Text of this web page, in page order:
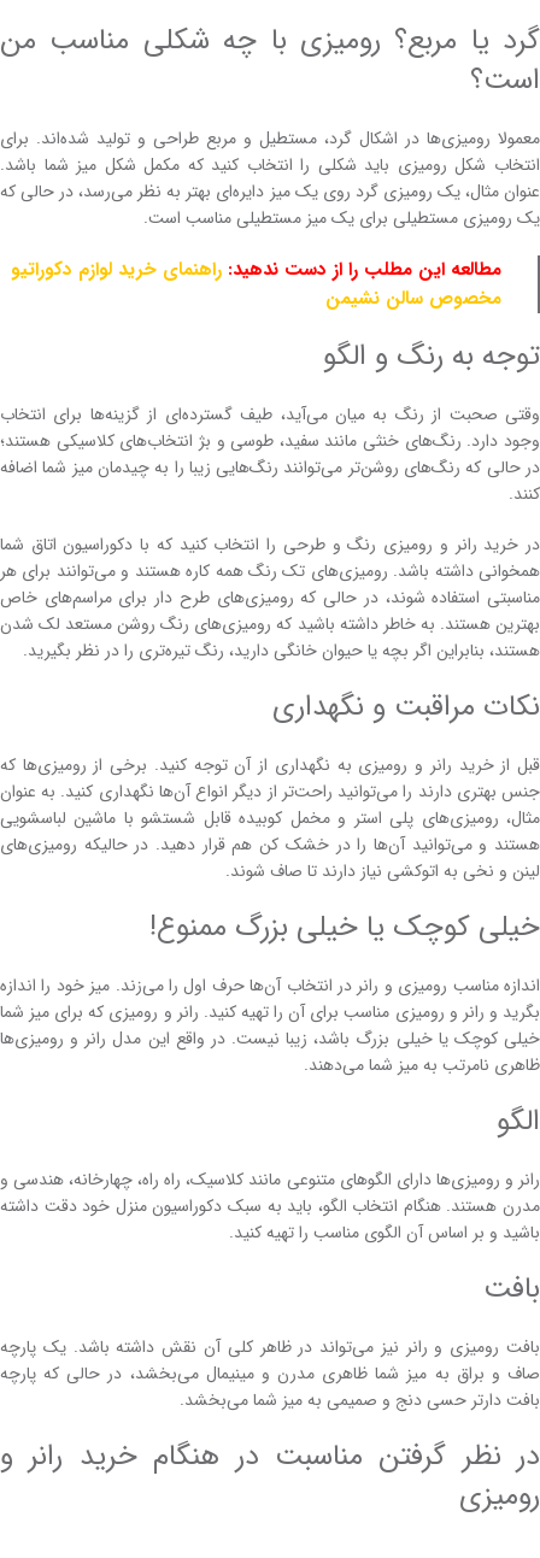
گرد یا مربع؟ رومیزی با چه شکلی مناسب من
است؟
معمولا رومیزی‌ها در اشکال گرد، مستطیل و مربع طراحی و تولید شده‌اند. برای
انتخاب شکل رومیزی باید شکلی را انتخاب کنید که مکمل شکل میز شما باشد.
عنوان مثال، یک رومیزی گرد روی یک میز دایره‌ای بهتر به نظر می‌رسد، در حالی که
یک رومیزی مستطیلی برای یک میز مستطیلی مناسب است.
مطالعه این مطلب را از دست ندهید: راهنمای خرید لوازم دکوراتیو
مخصوص سالن نشیمن
توجه به رنگ و الگو
وقتی صحبت از رنگ به میان می‌آید، طیف گسترده‌ای از گزینه‌ها برای انتخاب
وجود دارد. رنگ‌های خنثی مانند سفید، طوسی و بژ انتخاب‌های کلاسیکی هستند؛
در حالی که رنگ‌های روشن‌تر می‌توانند رنگ‌هایی زیبا را به چیدمان میز شما اضافه
کنند.
در خرید رانر و رومیزی رنگ و طرحی را انتخاب کنید که با دکوراسیون اتاق شما
همخوانی داشته باشد. رومیزی‌های تک رنگ همه کاره هستند و می‌توانند برای هر
مناسبتی استفاده شوند، در حالی که رومیزی‌های طرح دار برای مراسم‌های خاص
بهترین هستند. به خاطر داشته باشید که رومیزی‌های رنگ روشن مستعد لک شدن
هستند، بنابراین اگر بچه یا حیوان خانگی دارید، رنگ تیره‌تری را در نظر بگیرید.
نکات مراقبت و نگهداری
قبل از خرید رانر و رومیزی به نگهداری از آن توجه کنید. برخی از رومیزی‌ها که
جنس بهتری دارند را می‌توانید راحت‌تر از دیگر انواع آن‌ها نگهداری کنید. به عنوان
مثال، رومیزی‌های پلی استر و مخمل کوبیده قابل شستشو با ماشین لباسشویی
هستند و می‌توانید آن‌ها را در خشک کن هم قرار دهید. در حالیکه رومیزی‌های
لینن و نخی به اتوکشی نیاز دارند تا صاف شوند.
خیلی کوچک یا خیلی بزرگ ممنوع!
اندازه مناسب رومیزی و رانر در انتخاب آن‌ها حرف اول را می‌زند. میز خود را اندازه
بگرید و رانر و رومیزی مناسب برای آن را تهیه کنید. رانر و رومیزی که برای میز شما
خیلی کوچک یا خیلی بزرگ باشد، زیبا نیست. در واقع این مدل رانر و رومیزی‌ها
ظاهری نامرتب به میز شما می‌دهند.
الگو
رانر و رومیزی‌ها دارای الگوهای متنوعی مانند کلاسیک، راه راه، چهارخانه، هندسی و
مدرن هستند. هنگام انتخاب الگو، باید به سبک دکوراسیون منزل خود دقت داشته
باشید و بر اساس آن الگوی مناسب را تهیه کنید.
بافت
بافت رومیزی و رانر نیز می‌تواند در ظاهر کلی آن نقش داشته باشد. یک پارچه
صاف و براق به میز شما ظاهری مدرن و مینیمال می‌بخشد، در حالی که پارچه
بافت دارتر حسی دنج و صمیمی به میز شما می‌بخشد.
در نظر گرفتن مناسبت در هنگام خرید رانر و
رومیزی